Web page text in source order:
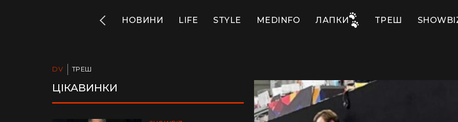
INFO НОВИНИ LIFE STYLE MEDINFO ЛАПКИ ТРЕШ
DV ТРЕШ
ЦІКАВИНКИ